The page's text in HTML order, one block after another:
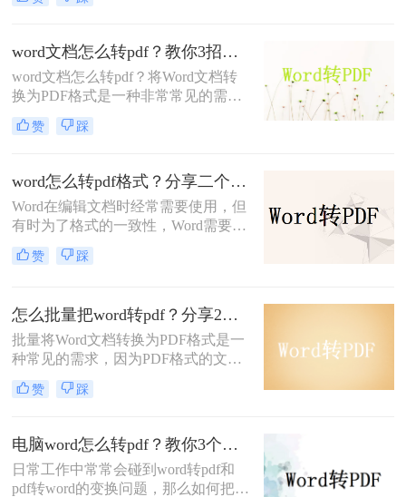
档的格式和排版，并且可以在不同的
将详细介绍将Word文档转换为PDF格
式的几种方法，下面一起看看吧。
word文档怎么转pdf？教你3招轻松搞定！
word文档怎么转pdf？将Word文档转
换为PDF格式是一种非常常见的需
求，因为PDF格式的文件可以保持原
始文档的格式和排版，并且可以在不
下面是将Word文档转换为PDF格式的
几种方法。一起看看吧。
赞 踩
word怎么转pdf格式？分享二个解决办法！
Word在编辑文档时经常需要使用，但
有时为了格式的一致性，Word需要转
换为PDF。转成PDF格式后也方便阅
读和打印等操作，所以很多时候我们
的，以下是如何将word转pdf的步骤。
希望能帮助到大家。
赞 踩
怎么批量把word转pdf？分享2个批量转换方法！
批量将Word文档转换为PDF格式是一
种常见的需求，因为PDF格式的文件
可以保持原始文档的格式和排版，并
且可以在不同的设备和平台上进行查
word转pdf方法，包括使用Word自带
的“另存为”功能和使用第三方软件
等。
赞 踩
电脑word怎么转pdf？教你3个转换方法！
日常工作中常常会碰到word转pdf和
pdf转word的变换问题，那么如何把电